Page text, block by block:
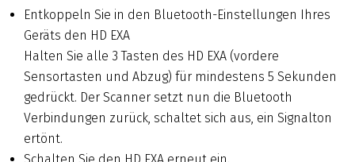
Entkoppeln Sie in den Bluetooth-Einstellungen Ihres
Geräts den HD EXA
Halten Sie alle 3 Tasten des HD EXA (vordere
Sensortasten und Abzug) für mindestens 5 Sekunden
gedrückt. Der Scanner setzt nun die Bluetooth
Verbindungen zurück, schaltet sich aus, ein Signalton
ertönt.